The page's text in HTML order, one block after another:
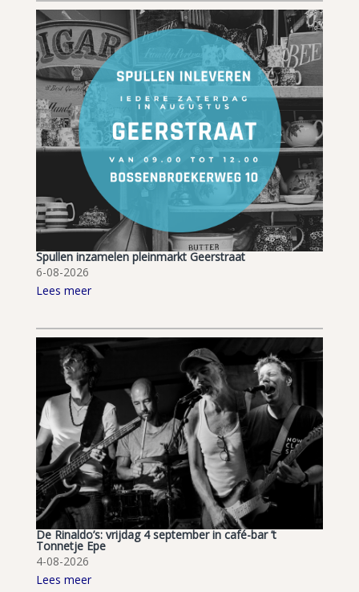
Spullen inzamelen pleinmarkt Geerstraat
6-08-2026
Lees meer
De Rinaldo’s: vrijdag 4 september in café-bar ’t
Tonnetje Epe
4-08-2026
Lees meer